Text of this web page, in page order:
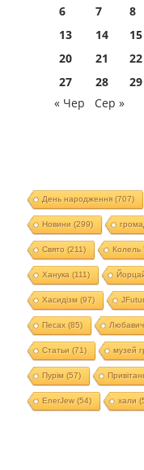
6
7 8
13
14 15
20
21 22
27
28 29
« Чер
Сер »
День народження(707)
Новини (299)
Свято (211) Колель
Ханука (111)
Хасидізм (97)
Песах(85)
Статьи (71) музей
Пурім (57)
EnerJew(54) хали